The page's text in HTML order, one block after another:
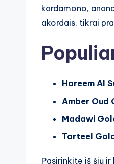
kardamono,
akordais, tikrai
Hareem Al
Amber Oud
Madawi
Tarteel
Pasirinkite iš šių